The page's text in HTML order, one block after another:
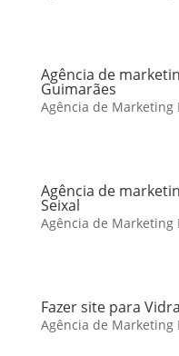
Agência de
Guimarães
Agência de Marketing
Agência de
Seixal
Agência de Marketing
Fazer site para
Agência de Marketing